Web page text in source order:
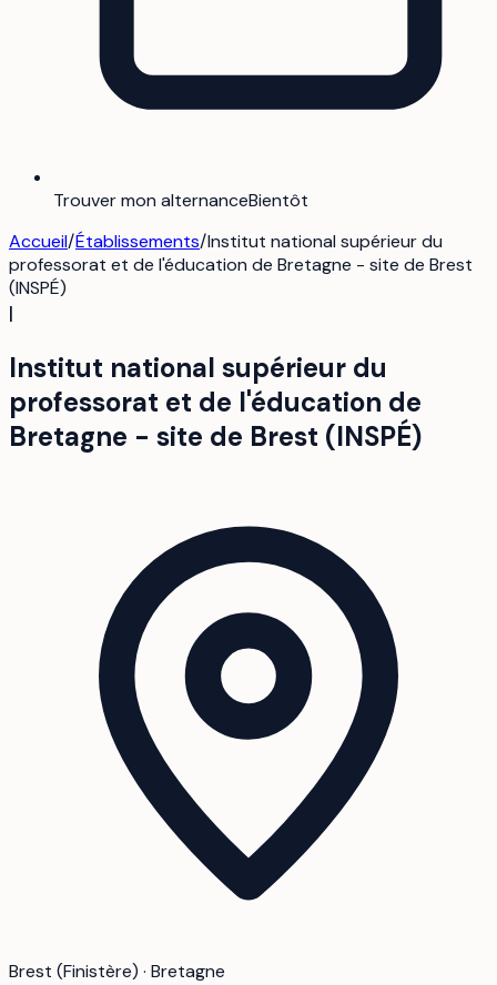
Trouver mon alternanceBientôt
Accueil/Établissements/Institut national supérieur du
professorat et de l'éducation de Bretagne - site de Brest
(INSPÉ)
I
Institut national supérieur du
professorat et de l'éducation de
Bretagne - site de Brest (INSPÉ)
Brest (Finistère) · Bretagne